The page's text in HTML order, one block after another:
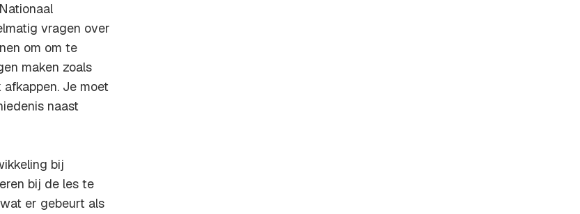
vragen over
om om te
maken zoals
Je moet
naast
bij
bij de les te
er gebeurt als